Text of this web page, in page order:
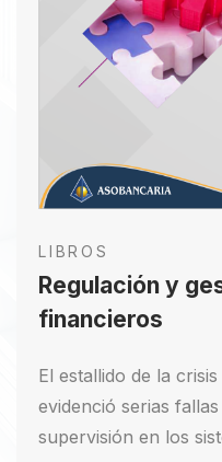
LIBROS
Regulación y
financieros
El estallido de la
evidenció serias
supervisión en los